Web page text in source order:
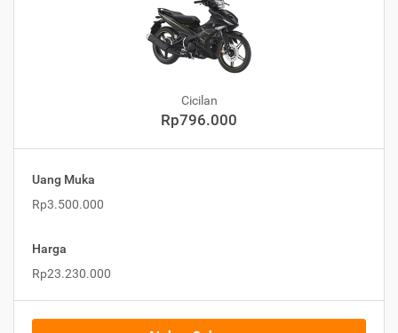
Cicilan
Rp796.000
Uang Muka
Rp3.500.000
Harga
Rp23.230.000